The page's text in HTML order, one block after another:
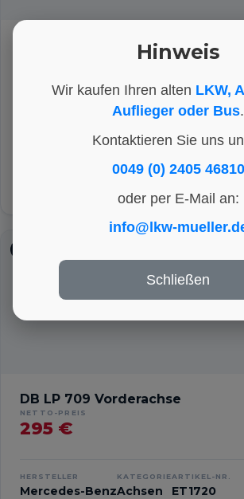
Hinweis
Wir kaufen Ihren alten LKW,
Auflieger oder Bus.
Kontaktieren Sie uns
0049 (0) 2405 46810
oder per E-Mail an:
info@lkw-
Schließen
DB Atego 1828 Auspufftopf
Mercedes-BenzAn- und Aufbau
DB LP 709 Vorderachse
NETTO-PREIS
295 €
HERSTELLER
Mercedes-Benz
KATEGORIE
Achsen
ARTIKEL-NR.
ET1720